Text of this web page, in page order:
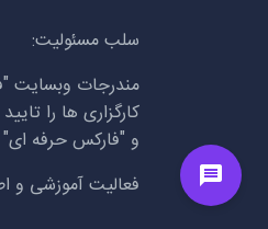
سلب مسئولیت:
مندرجات وبسایت
کارگزاری ها را
و "فارکس حرفه ای"
فعالیت آموزشی و